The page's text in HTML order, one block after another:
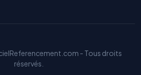
- Tous droits
réservés.